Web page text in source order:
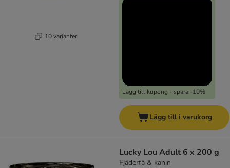
10 varianter
Lägg till kupong - spara -10%
Lägg till i varukorg
Lucky Lou Adult 6 x 200 g
Fjäderfä & kanin